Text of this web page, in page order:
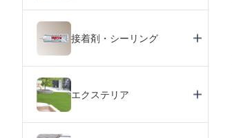
接着剤・シーリング
エクステリア